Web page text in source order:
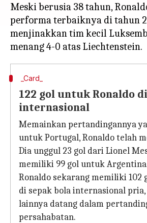
Meski berusia 38 tahun,
performa terbaiknya di tahun
menjinakkan tim kecil
_Card_
122 gol untuk Ronaldo
internasional
Memainkan pertandingannya
untuk Portugal, Ronaldo telah
Dia unggul 23 gol dari Lionel
memiliki 99 gol untuk
Ronaldo sekarang memiliki
di sepak bola internasional pria,
lainnya datang dalam
persahabatan.